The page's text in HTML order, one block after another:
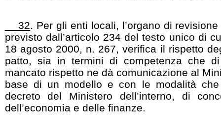
32. Per gli enti locali, l’organo di
previsto dall’articolo 234 del testo unico di
18 agosto 2000, n. 267, verifica il rispetto
patto, sia in termini di competenza che
mancato rispetto ne dà comunicazione al
base di un modello e con le modalità
decreto del Ministero dell’interno, di
dell’economia e delle finanze.